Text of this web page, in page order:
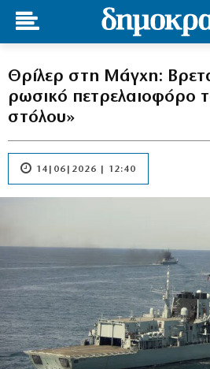
Θρίλερ στη Μάγχη:
ρωσικό πετρελαιοφόρο
στόλου»
14|06|2026 | 12:40